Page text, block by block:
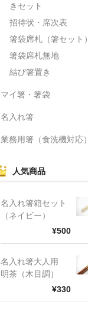
きセット
招待状・席次表
箸袋席札（箸セット）
箸袋席札無地
結び箸置き
マイ箸・箸袋
名入れ箸
業務用箸（食洗機対応）
人気商品
名入れ箸箱セット
（ネイビー）
¥500
名入れ箸大人用
明茶（木目調）
¥330